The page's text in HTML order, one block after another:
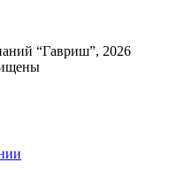
“Гавриш”, 2026